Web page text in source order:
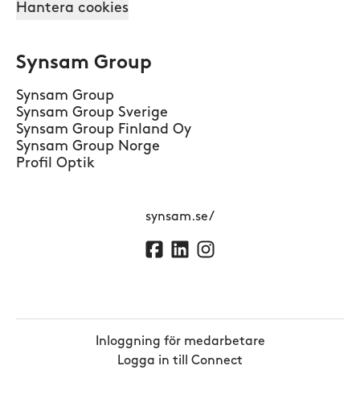
Hantera cookies
Synsam Group
Synsam Group
Synsam Group Sverige
Synsam Group Finland Oy
Synsam Group Norge
Profil Optik
synsam.se/
Inloggning för medarbetare
Logga in till Connect